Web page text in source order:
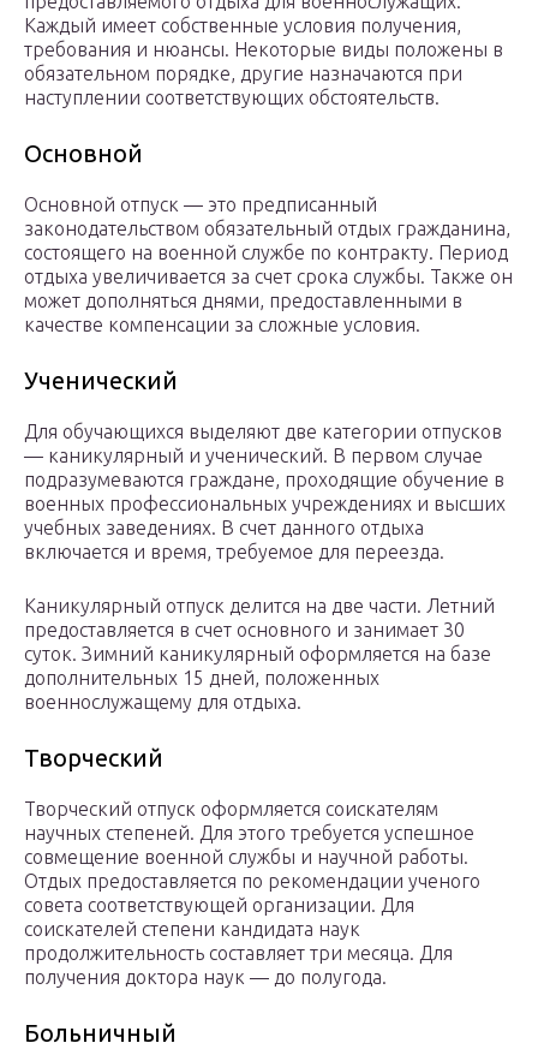
Каждый имеет собственные условия получения,
требования и нюансы. Некоторые виды положены в
обязательном порядке, другие назначаются при
наступлении соответствующих обстоятельств.
Основной
Основной отпуск — это предписанный
законодательством обязательный отдых гражданина,
состоящего на военной службе по контракту. Период
отдыха увеличивается за счет срока службы. Также он
может дополняться днями, предоставленными в
качестве компенсации за сложные условия.
Ученический
Для обучающихся выделяют две категории отпусков
— каникулярный и ученический. В первом случае
подразумеваются граждане, проходящие обучение в
военных профессиональных учреждениях и высших
учебных заведениях. В счет данного отдыха
включается и время, требуемое для переезда.
Каникулярный отпуск делится на две части. Летний
предоставляется в счет основного и занимает 30
суток. Зимний каникулярный оформляется на базе
дополнительных 15 дней, положенных
военнослужащему для отдыха.
Творческий
Творческий отпуск оформляется соискателям
научных степеней. Для этого требуется успешное
совмещение военной службы и научной работы.
Отдых предоставляется по рекомендации ученого
совета соответствующей организации. Для
соискателей степени кандидата наук
продолжительность составляет три месяца. Для
получения доктора наук — до полугода.
Больничный